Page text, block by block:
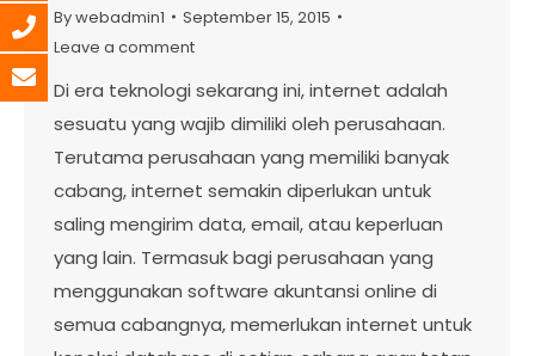
Bywebadmin1
September 15, 2015
Leave a comment
Di era teknologi sekarang ini, internet adalah
sesuatu yang wajib dimiliki oleh perusahaan.
Terutama perusahaan yang memiliki banyak
cabang, internet semakin diperlukan untuk
saling mengirim data, email, atau keperluan
yang lain. Termasuk bagi perusahaan yang
menggunakan software akuntansi online di
semua cabangnya, memerlukan internet untuk